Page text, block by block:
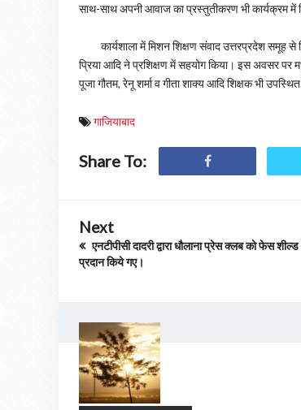
साथ-साथ अपनी आवाज का प्रस्तुतीकरण भी कार्यक्रम में
कार्यशाला में मिशन शिक्षण संवाद उत्तरप्रदेश समूह से
प्रिया आदि ने प्रशिक्षण में सहयोग किया। इस अवसर पर
पूजा गौतम, रेनू शर्मा व गीता शाक्य आदि शिक्षक भी
गाजियाबाद
Share To:
Next
एनटीपीसी दादरी द्वारा धौलाना प्रेस क्लब को फेस
प्रदान किये गए।